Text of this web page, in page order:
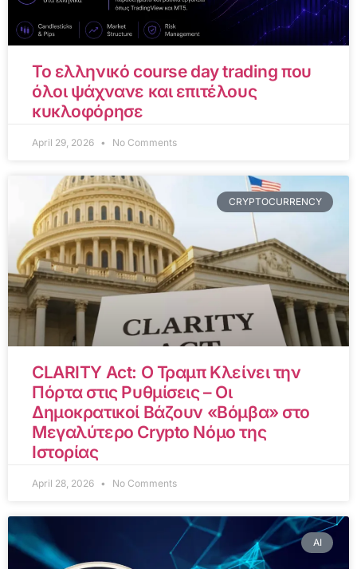
Το ελληνικό course day trading που
όλοι ψάχνανε και επιτέλους
κυκλοφόρησε
April 29, 2026 No Comments
CRYPTOCURRENCY
CLARITY Act: Ο Τραμπ Κλείνει την
Πόρτα στις Ρυθμίσεις – Οι
Δημοκρατικοί Βάζουν «Βόμβα» στο
Μεγαλύτερο Crypto Νόμο της
Ιστορίας
April 28, 2026 No Comments
AI